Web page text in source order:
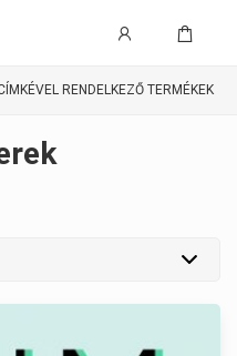
RENDELKEZŐ TERMÉKEK